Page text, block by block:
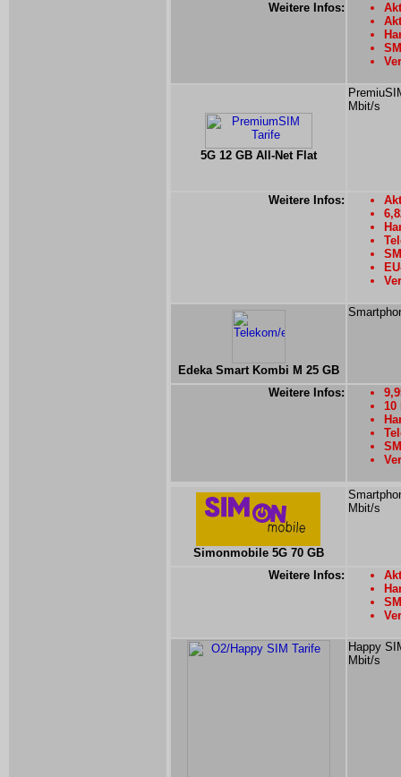
Weitere Infos:
5G 12 GB All-Net Flat
Mbit/s
Weitere Infos:
Edeka Smart Kombi M 25 GB
Weitere Infos:
10
Simonmobile 5G 70 GB
Mbit/s
Weitere Infos:
Happy
Mbit/s